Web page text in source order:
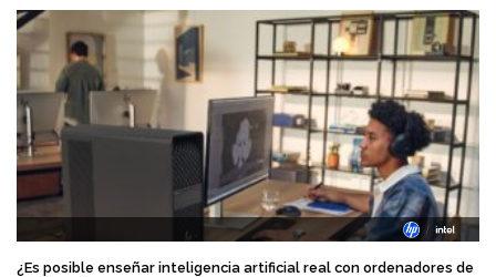
¿Es posible enseñar inteligencia artificial real con ordenadores de